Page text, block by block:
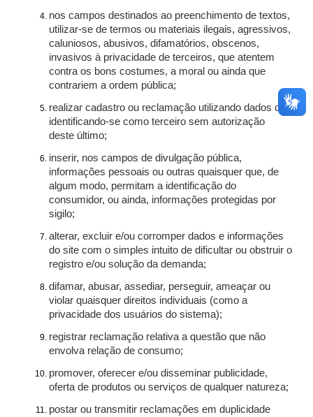
nos campos destinados ao preenchimento de textos,
utilizar-se de termos ou materiais ilegais, agressivos,
caluniosos, abusivos, difamatórios, obscenos,
invasivos à privacidade de terceiros, que atentem
contra os bons costumes, a moral ou ainda que
contrariem a ordem pública;
realizar cadastro ou reclamação utilizando dados ou
identificando-se como terceiro sem autorização
deste último;
inserir, nos campos de divulgação pública,
informações pessoais ou outras quaisquer que, de
algum modo, permitam a identificação do
consumidor, ou ainda, informações protegidas por
sigilo;
alterar, excluir e/ou corromper dados e informações
do site com o simples intuito de dificultar ou obstruir o
registro e/ou solução da demanda;
difamar, abusar, assediar, perseguir, ameaçar ou
violar quaisquer direitos individuais (como a
privacidade dos usuários do sistema);
registrar reclamação relativa a questão que não
envolva relação de consumo;
promover, oferecer e/ou disseminar publicidade,
oferta de produtos ou serviços de qualquer natureza;
postar ou transmitir reclamações em duplicidade